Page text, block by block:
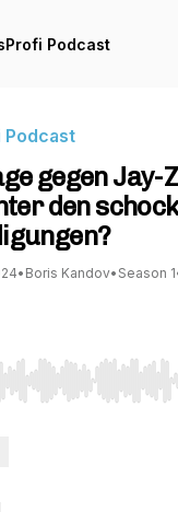
Podcast
Podcast
gegen Jay-
den
• Boris Kandov• Season 1
Left/Right to seek,